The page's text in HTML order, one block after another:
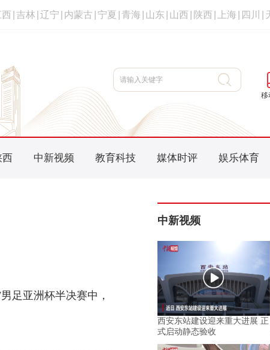
吉林 辽宁 内蒙古 宁夏 青海 山东 山西 陕西 上海 四川
移
西 中新视频 教育科技 媒体时评 娱乐体育
足亚洲杯半决赛中，
中新视频
西安东站建设迎来重大进展 正
式启动静态验收